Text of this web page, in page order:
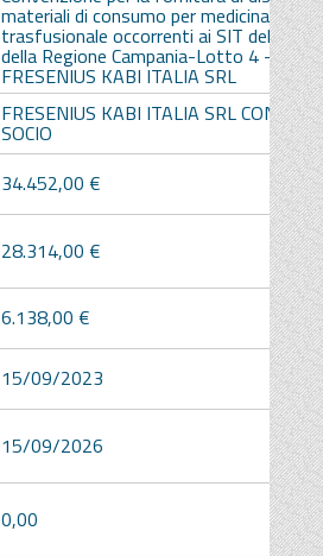
materiali di consumo per medicina
trasfusionale occorrenti ai SIT delle
della Regione Campania-Lotto 4 -
FRESENIUS KABI ITALIA SRL
FRESENIUS KABI ITALIA SRL CON
SOCIO
34.452,00 €
28.314,00 €
6.138,00 €
15/09/2023
15/09/2026
0,00